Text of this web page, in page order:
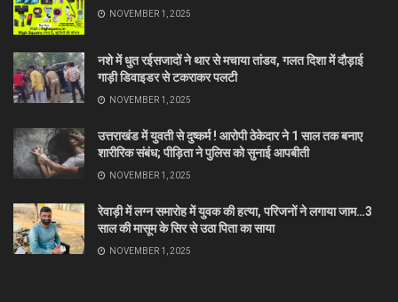
NOVEMBER 1, 2025
नशे में धुत रईसजादों ने थार से मचाया तांडव, गलत दिशा में दौड़ाई
गाड़ी डिवाइडर से टकराकर पलटी
NOVEMBER 1, 2025
उत्तराखंड में युवती से दुष्कर्म ! आरोपी ठेकेदार ने 1 साल तक बनाए
शारीरिक संबंध; पीड़िता ने पुलिस को सुनाई आपबीती
NOVEMBER 1, 2025
रेवाड़ी में लग्न समारोह में युवक की हत्या, परिजनों ने लगाया जाम…3
साल की मासूम के सिर से उठा पिता का साया
NOVEMBER 1, 2025